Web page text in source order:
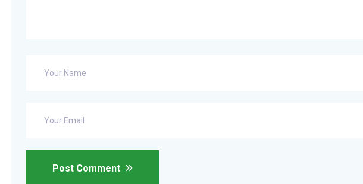
Post Comment